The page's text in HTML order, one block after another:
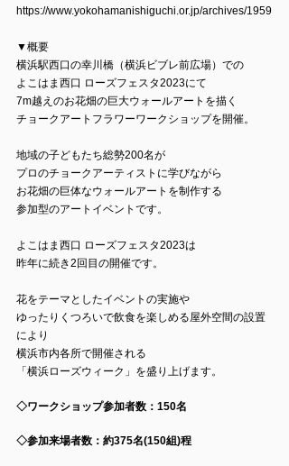
https://www.yokohamanishiguchi.or.jp/archives/1959
▼概要
横浜駅西口の幸川橋（横浜ビブレ前広場）での
よこはま西口 ローズフェスタ2023にて
7m越えのお花畑の巨大ウォールアートを描く
チョークアートフラワーワークショップを開催。
地域の子どもたち総勢200名が
プロのチョークアーティストに学びながら
お花畑の巨体なウォールアートを制作する
参加型のアートイベントです。
よこはま西口 ローズフェスタ2023は
昨年に続き2回目の開催です。
花をテーマとしたイベントの実施や
ゆったりくつろいで飲食を楽しめる屋外空間の設置
により
横浜市内各所で開催される
「横浜ローズウィーク」を盛り上げます。
◇ワークショップ参加者数：150名
◇参加来場者数：約375名(150組)程